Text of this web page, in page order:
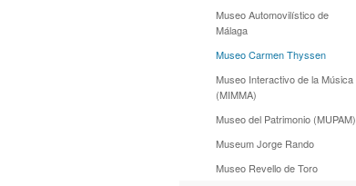
Museo Automovilístico de
Málaga
Museo Carmen Thyssen
Museo Interactivo de la Música
(MIMMA)
Museo del Patrimonio (MUPAM)
Museum Jorge Rando
Museo Revello de Toro